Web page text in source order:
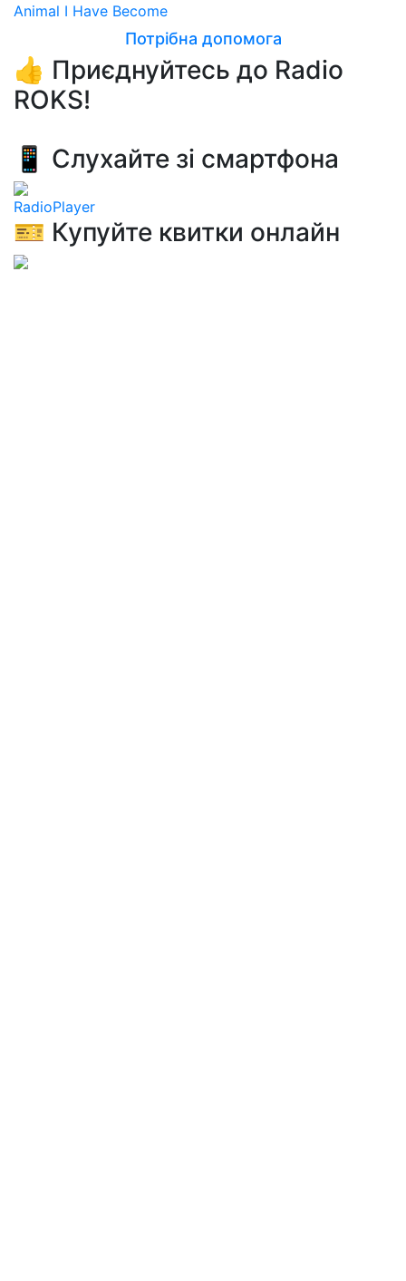
Animal I Have Become
Потрібна допомога
👍 Приєднуйтесь до Radio
ROKS!
📱 Слухайте зі смартфона
RadioPlayer
🎫 Купуйте квитки онлайн